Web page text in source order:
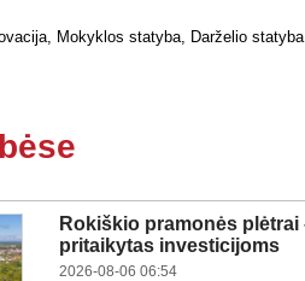
, Mokyklos statyba, Darželio
Rokiškio pramonės
pritaikytas investicijoms
2026-08-06 06:54